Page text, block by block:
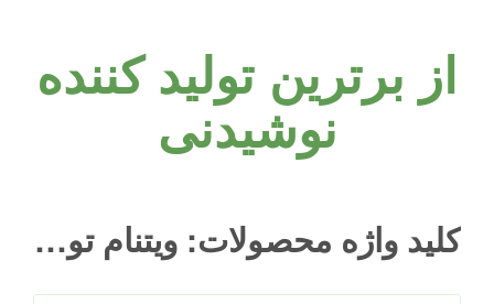
از برترین تولید کننده
نوشیدنی
کلید واژه محصولات: ویتنام تولید کننده چای